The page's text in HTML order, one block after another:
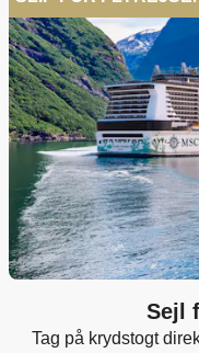
Sejl
Tag på krydstogt